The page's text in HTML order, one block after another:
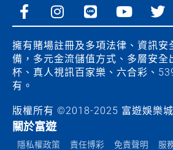
a
c
e
b
o
o
k
-
f
n
s
t
a
g
m
i
n
e
o
u
t
u
b
w
i
t
t
e
擁有賭場註冊及多項法律、資訊安
備，多元金流儲值方式、多層安全
杯、真人視訊百家樂、六合彩、
有。
版權所有 ©2018-2025 富遊娛樂
關於富遊
隱私權政策 責任博彩 免責聲明 服